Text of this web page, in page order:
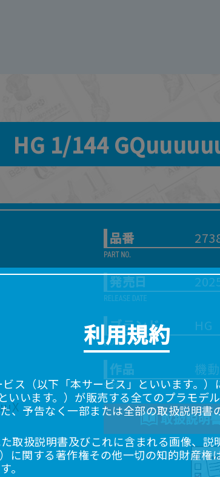
HG 1/144
品番
発売日
ブランド HG
作品 機
取扱説明
利用規約
ス（以下「本サービス」といいます。）
いいます。）が販売する全てのプラモデ
、予告なく一部または全部の取扱説明書
取扱説明書及びこれに含まれる画像、説
に関する著作権その他一切の知的財産
。